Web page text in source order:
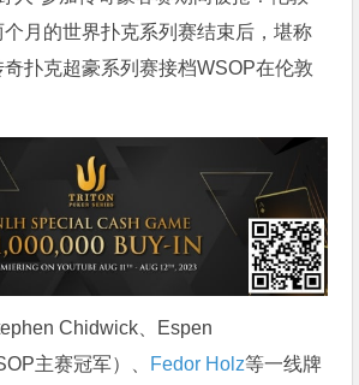
月的世界扑克系列赛结束后，堪称
奇扑克超豪系列赛接档WSOP在伦敦
Chidwick、Espen
主赛冠军）、 Fedor Holz等一线牌